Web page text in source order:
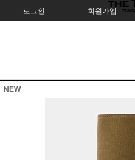
로그인 회원가입
NEW